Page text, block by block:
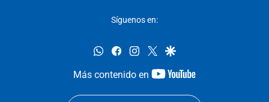
Síguenos en:
whatsappfacebookinstagram
twittergoogle
Más contenido en
youtube-